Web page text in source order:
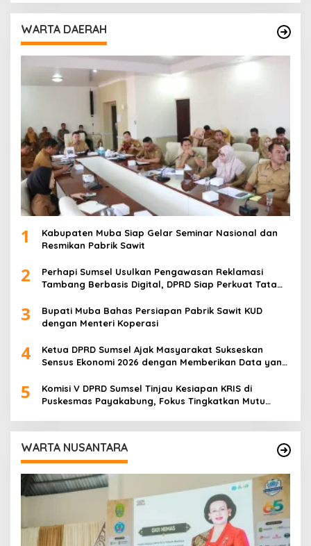
WARTA DAERAH
1
Kabupaten Muba Siap Gelar Seminar Nasional dan
Resmikan Pabrik Sawit
2
Perhapi Sumsel Usulkan Pengawasan Reklamasi
Tambang Berbasis Digital, DPRD Siap Perkuat Tata
3
Bupati Muba Bahas Persiapan Pabrik Sawit KUD
dengan Menteri Koperasi
4
Ketua DPRD Sumsel Ajak Masyarakat Sukseskan
Sensus Ekonomi 2026 dengan Memberikan Data yang
5
Komisi V DPRD Sumsel Tinjau Kesiapan KRIS di
Puskesmas Payakabung, Fokus Tingkatkan Mutu
WARTA NUSANTARA